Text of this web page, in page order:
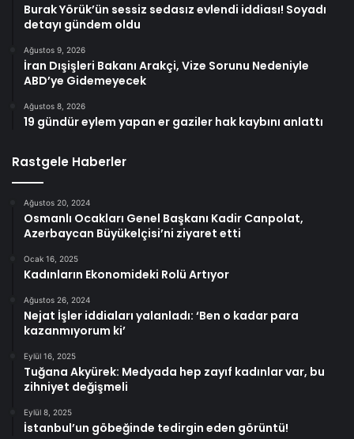
Burak Yörük’ün sessiz sedasız evlendi iddiası! Soyadı
detayı gündem oldu
Ağustos 9, 2026
İran Dışişleri Bakanı Arakçi, Vize Sorunu Nedeniyle
ABD’ye Gidemeyecek
Ağustos 8, 2026
19 gündür eylem yapan er gaziler hak kaybını anlattı
Rastgele Haberler
Ağustos 20, 2024
Osmanlı Ocakları Genel Başkanı Kadir Canpolat,
Azerbaycan Büyükelçisi’ni ziyaret etti
Ocak 16, 2025
Kadınların Ekonomideki Rolü Artıyor
Ağustos 26, 2024
Nejat İşler iddiaları yalanladı: ‘Ben o kadar para
kazanmıyorum ki’
Eylül 16, 2025
Tuğana Akyürek: Medyada hep zayıf kadınlar var, bu
zihniyet değişmeli
Eylül 8, 2025
İstanbul’un göbeğinde tedirgin eden görüntü!